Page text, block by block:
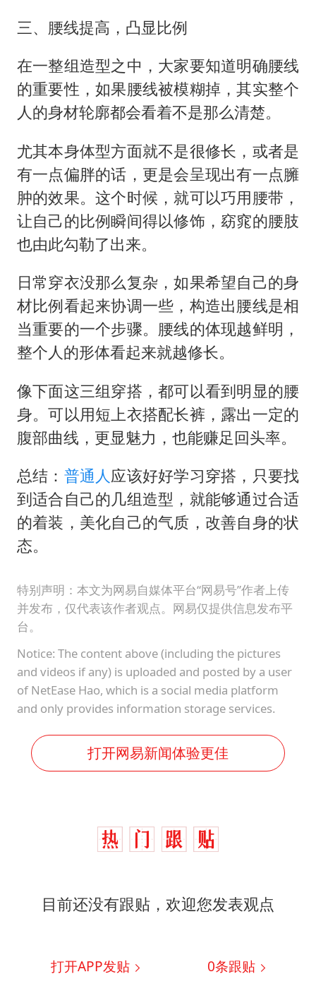
三、腰线提高，凸显比例
在一整组造型之中，大家要知道明确腰线
的重要性，如果腰线被模糊掉，其实整个
人的身材轮廓都会看着不是那么清楚。
尤其本身体型方面就不是很修长，或者是
有一点偏胖的话，更是会呈现出有一点臃
肿的效果。这个时候，就可以巧用腰带，
让自己的比例瞬间得以修饰，窈窕的腰肢
也由此勾勒了出来。
日常穿衣没那么复杂，如果希望自己的身
材比例看起来协调一些，构造出腰线是相
当重要的一个步骤。腰线的体现越鲜明，
整个人的形体看起来就越修长。
像下面这三组穿搭，都可以看到明显的腰
身。可以用短上衣搭配长裤，露出一定的
腹部曲线，更显魅力，也能赚足回头率。
总结： 普通人应该好好学习穿搭，只要找
到适合自己的几组造型，就能够通过合适
的着装，美化自己的气质，改善自身的状
态。
特别声明：本文为网易自媒体平台“网易号”作者上传
并发布，仅代表该作者观点。网易仅提供信息发布平
台。
Notice: The content above (including the pictures
and videos if any) is uploaded and posted by a user
of NetEase Hao, which is a social media platform
and only provides information storage services.
打开网易新闻体验更佳
目前还没有跟贴，欢迎您发表观点
打开APP发贴 0条跟贴